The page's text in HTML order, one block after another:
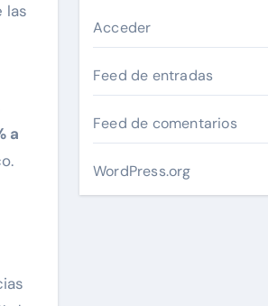
las
a
Acceder
Feed de entradas
Feed de comentarios
WordPress.org